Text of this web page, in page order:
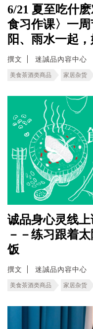
6/21 夏至吃什
食习作课〉一
阳、雨水一起
撰文 迷誠品內容中心
美食茶酒类商品 家居杂货
诚品身心灵线上
－－练习跟着
饭
撰文 迷誠品內容中心
美食茶酒类商品 家居杂货